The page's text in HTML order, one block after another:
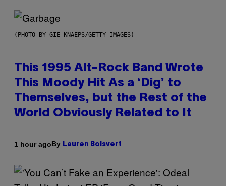
(PHOTO BY GIE KNAEPS/GETTY IMAGES)
This 1995 Alt-Rock Band Wrote
This Moody Hit As a ‘Dig’ to
Themselves, but the Rest of the
World Obviously Related to It
1 hour agoBy Lauren Boisvert